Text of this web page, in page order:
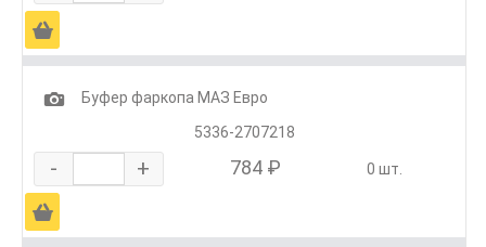
Ä
1
Буфер фаркопа МАЗ Евро
5336-2707218
- + 784 ₽ 0 шт.
Ä